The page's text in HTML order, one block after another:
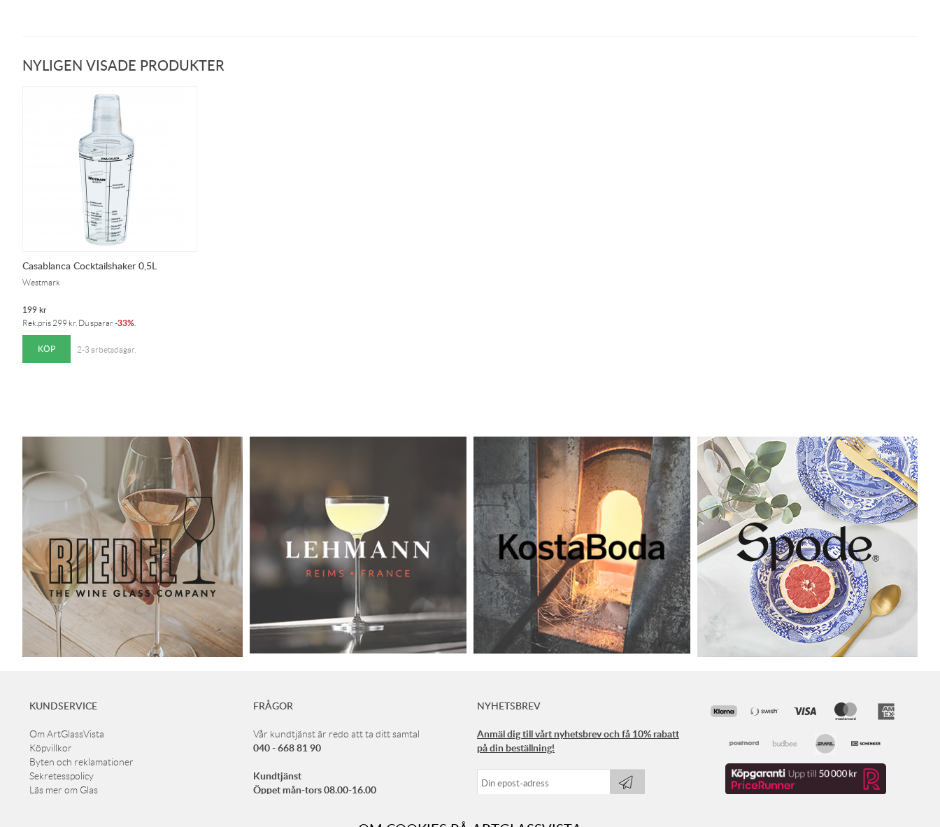
NYLIGEN VISADE PRODUKTER
Casablanca Cocktailshaker 0,5L
Westmark
199kr
Rek.pris 299 kr. Du sparar-33%
KÖP 2-3 arbetsdagar.
KUNDSERVICE
Om ArtGlassVista
Köpvillkor
Byten och reklamationer
Sekretesspolicy
Läs mer om Glas
FRÅGOR
Vår kundtjänst är redo att ta ditt samtal
040 - 668 81 90
Kundtjänst
Öppet mån-tors 08.00-16.00
NYHETSBREV
Anmäl dig till vårt nyhetsbrev och få 10% rabatt
på din beställning!